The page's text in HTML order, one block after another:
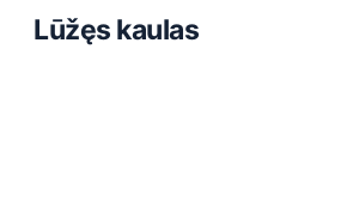
Lūžęs kaulas